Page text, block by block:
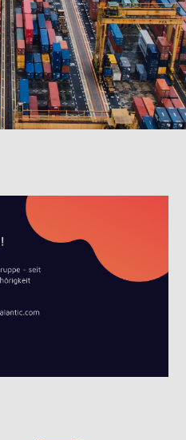
oder
mehr Gegenstände
Dinge (IoT) und sind in
und
zu sammeln und zu
neue, intelligente
und Dienstleistungen in
Business eben.